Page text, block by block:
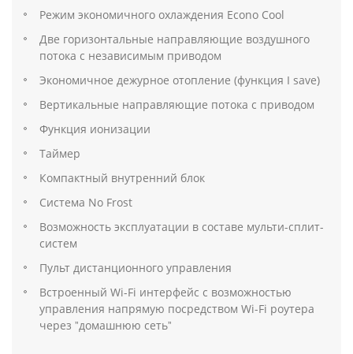
Режим экономичного охлаждения Econo Cool
Две горизонтальные направляющие воздушного
потока с независимым приводом
Экономичное дежурное отопление (функция I save)
Вертикальные направляющие потока с приводом
Функция ионизации
Таймер
Компактный внутренний блок
Система No Frost
Возможность эксплуатации в составе мульти-сплит-
систем
Пульт дистанционного управления
Встроенный Wi-Fi интерфейс с возможностью
управления напрямую посредством Wi-Fi роутера
через ˮдомашнюю сетьˮ